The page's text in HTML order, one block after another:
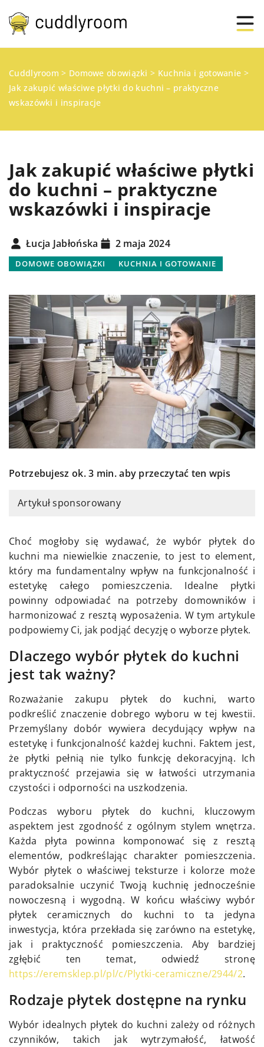
Cuddlyroom > Domowe obowiązki > Kuchnia i gotowanie >
Jak zakupić właściwe płytki do kuchni – praktyczne
wskazówki i inspiracje
Jak zakupić właściwe płytki
do kuchni – praktyczne
wskazówki i inspiracje
Łucja Jabłońska 2 maja 2024
DOMOWE OBOWIĄZKI KUCHNIA I GOTOWANIE
Potrzebujesz ok. 3 min. aby przeczytać ten wpis
Artykuł sponsorowany
Choć mogłoby się wydawać, że wybór płytek do
kuchni ma niewielkie znaczenie, to jest to element,
który ma fundamentalny wpływ na funkcjonalność i
estetykę całego pomieszczenia. Idealne płytki
powinny odpowiadać na potrzeby domowników i
harmonizować z resztą wyposażenia. W tym artykule
podpowiemy Ci, jak podjąć decyzję o wyborze płytek.
Dlaczego wybór płytek do kuchni
jest tak ważny?
Rozważanie zakupu płytek do kuchni, warto
podkreślić znaczenie dobrego wyboru w tej kwestii.
Przemyślany dobór wywiera decydujący wpływ na
estetykę i funkcjonalność każdej kuchni. Faktem jest,
że płytki pełnią nie tylko funkcję dekoracyjną. Ich
praktyczność przejawia się w łatwości utrzymania
czystości i odporności na uszkodzenia.
Podczas wyboru płytek do kuchni, kluczowym
aspektem jest zgodność z ogólnym stylem wnętrza.
Każda płyta powinna komponować się z resztą
elementów, podkreślając charakter pomieszczenia.
Wybór płytek o właściwej teksturze i kolorze może
paradoksalnie uczynić Twoją kuchnię jednocześnie
nowoczesną i wygodną. W końcu właściwy wybór
płytek ceramicznych do kuchni to ta jedyna
inwestycja, która przekłada się zarówno na estetykę,
jak i praktyczność pomieszczenia. Aby bardziej
zgłębić ten temat, odwiedź stronę
https://eremsklep.pl/pl/c/Plytki-ceramiczne/2944/2.
Rodzaje płytek dostępne na rynku
Wybór idealnych płytek do kuchni zależy od różnych
czynników, takich jak wytrzymałość, łatwość